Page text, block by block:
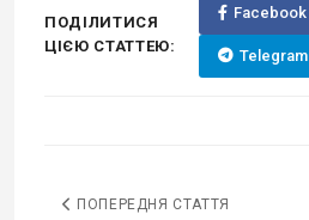
ПОДІЛИТИСЯ
ЦІЄЮ СТАТТЕЮ:
Facebook
Telegram
ПОПЕРЕДНЯ СТАТТЯ